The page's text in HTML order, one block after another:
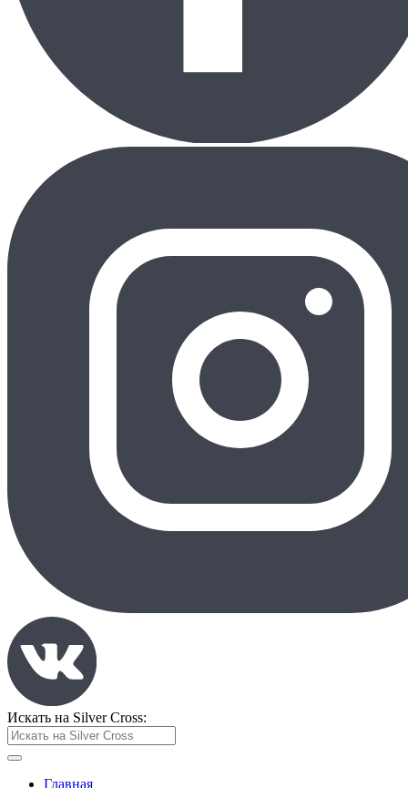
Искать на Silver Cross:
Главная